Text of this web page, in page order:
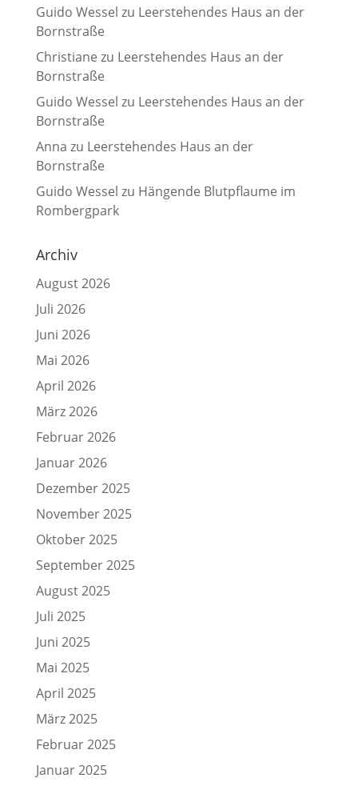
Guido Wessel zu Leerstehendes Haus an der
Bornstraße
Christiane zu Leerstehendes Haus an der
Bornstraße
Guido Wessel zu Leerstehendes Haus an der
Bornstraße
Anna zu Leerstehendes Haus an der
Bornstraße
Guido Wessel zu Hängende Blutpflaume im
Rombergpark
Archiv
August 2026
Juli 2026
Juni 2026
Mai 2026
April 2026
März 2026
Februar 2026
Januar 2026
Dezember 2025
November 2025
Oktober 2025
September 2025
August 2025
Juli 2025
Juni 2025
Mai 2025
April 2025
März 2025
Februar 2025
Januar 2025